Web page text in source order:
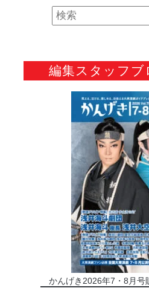
編集スタッフブ
かんげき2026年7・8月号